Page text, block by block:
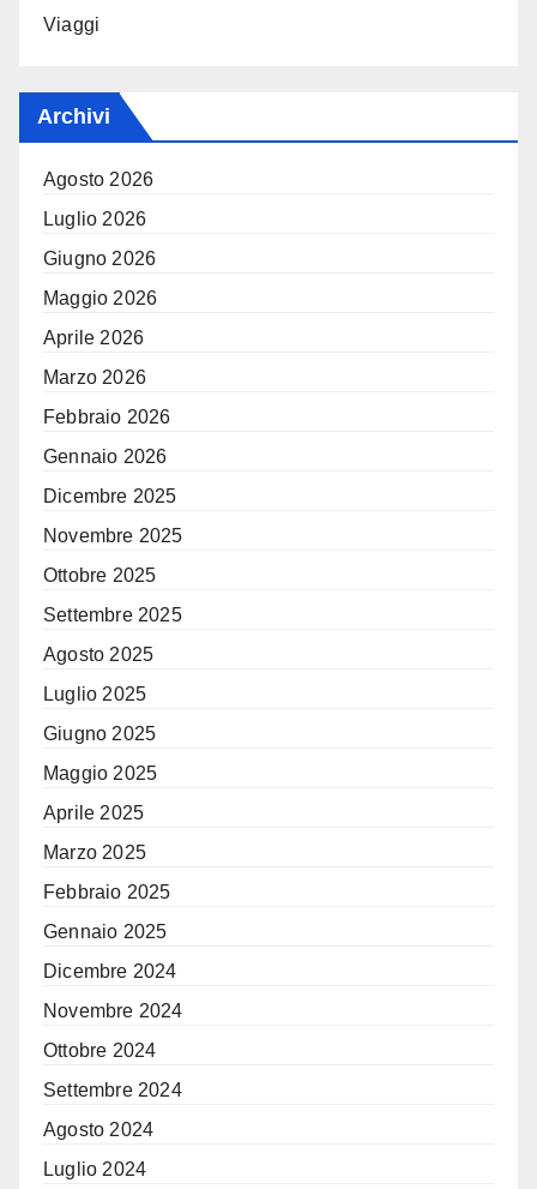
Viaggi
Archivi
Agosto 2026
Luglio 2026
Giugno 2026
Maggio 2026
Aprile 2026
Marzo 2026
Febbraio 2026
Gennaio 2026
Dicembre 2025
Novembre 2025
Ottobre 2025
Settembre 2025
Agosto 2025
Luglio 2025
Giugno 2025
Maggio 2025
Aprile 2025
Marzo 2025
Febbraio 2025
Gennaio 2025
Dicembre 2024
Novembre 2024
Ottobre 2024
Settembre 2024
Agosto 2024
Luglio 2024